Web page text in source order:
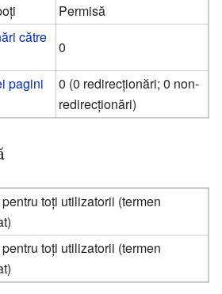
Permisă
către
0
pagini
0 (0 redirecționări; 0 non-
redirecționări)
toți utilizatorii (termen
toți utilizatorii (termen